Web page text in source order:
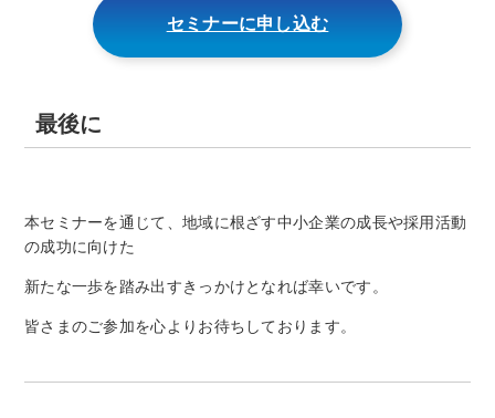
セミナーに申し込む
最後に
本セミナーを通じて、地域に根ざす中小企業の成長や採用活動
の成功に向けた
新たな一歩を踏み出すきっかけとなれば幸いです。
皆さまのご参加を心よりお待ちしております。